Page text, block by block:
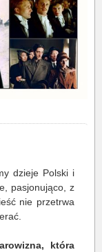
dzieje Polski i
pasjonująco, z
nie przetrwa
która